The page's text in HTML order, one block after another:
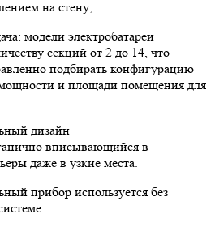
на стену;
модели электробатареи
секций от 2 до 14, что
подбирать конфигурацию
и площади помещения для
дизайн
вписывающийся в
даже в узкие места.
прибор используется без